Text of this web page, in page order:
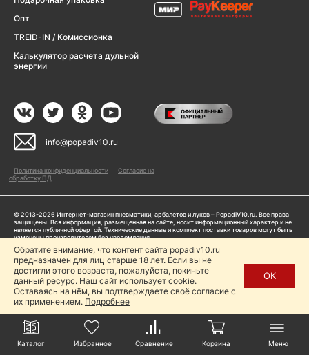
Опт
TREID-IN / Комиссионка
Калькулятор расчета дульной
энергии
info@popadiv10.ru
Политика конфиденциальности
Согласие на
обработку ПД
© 2013-2026 Интернет-магазин пневматики, арбалетов и луков – PopadiV10.ru. Все права
защищены. Вся информация, размещенная на сайте, носит информационный характер и не
является публичной офертой. Технические данные и комплект поставки товаров могут быть
изменены производителем без уведомления
Пользуясь сайтом Popadiv10.ru, пользователь автоматически соглашается с условиями,
прописанными в
Политике конфиденциальности
Копирование любой информации (тексты, фото, видео и др.) с сайта Popadiv10 запрещено,
за исключением наличия письменного согласия администрации сайта Popadiv10.
Каталог Избранное Сравнение Корзина Меню
Обратите внимание, что контент сайта popadiv10.ru
предназначен для лиц старше 18 лет. Если вы не
достигли этого возраста, пожалуйста, покиньте
данный ресурс. Наш сайт использует cookie.
Оставаясь на нём, вы подтверждаете своё согласие с
их применением. Подробнее
ОК